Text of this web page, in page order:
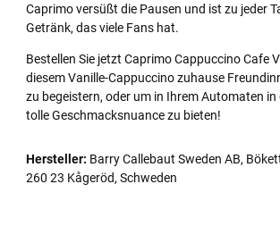
Caprimo versüßt die Pausen und ist zu jeder
Getränk, das viele Fans hat.
Bestellen Sie jetzt Caprimo Cappuccino Cafe
diesem Vanille-Cappuccino zuhause
zu begeistern, oder um in Ihrem Automaten in
tolle Geschmacksnuance zu bieten!
Hersteller: Barry Callebaut Sweden AB,
260 23 Kågeröd, Schweden